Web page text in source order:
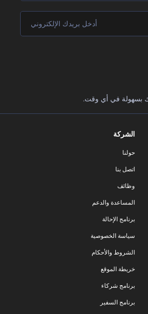
بسهولة في أي وقت.
الشركة
حولنا
اتصل بنا
وظائف
المساعدة والدعم
برنامج الإحالة
سياسة الخصوصية
الشروط والأحكام
خريطة الموقع
برنامج شركاء
برنامج السفير